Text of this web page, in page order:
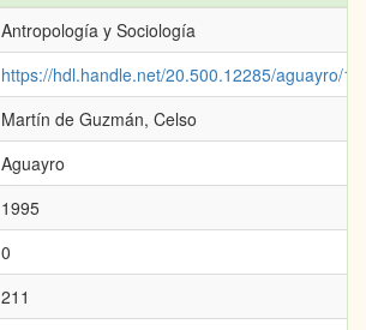
Antropología y Sociología
https://hdl.handle.net/20.500.12285/aguayro/
Martín de Guzmán, Celso
Aguayro
1995
0
211